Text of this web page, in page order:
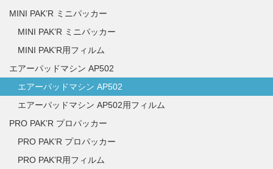
MINI PAK’R ミニパッカー
MINI PAK’R ミニパッカー
MINI PAK’R用フィルム
エアーパッドマシン AP502
エアーパッドマシン AP502
エアーパッドマシン AP502用フィルム
PRO PAK’R プロパッカー
PRO PAK’R プロパッカー
PRO PAK’R用フィルム